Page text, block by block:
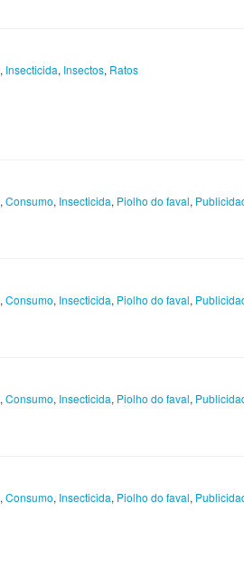
, Insecticida, Insectos, Ratos
, Consumo, Insecticida, Piolho do faval,
, Consumo, Insecticida, Piolho do faval,
, Consumo, Insecticida, Piolho do faval,
, Consumo, Insecticida, Piolho do faval,